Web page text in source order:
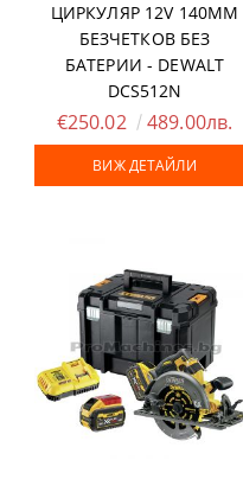
ЦИРКУЛЯР 12V 140ММ
БЕЗЧЕТКОВ БЕЗ
БАТЕРИИ - DEWALT
DCS512N
€250.02 489.00лв.
ВИЖ ДЕТАЙЛИ